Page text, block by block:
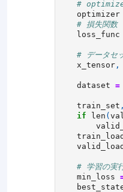
#
optimizer
# 損失関数
loss_func
# データセ
x_tensor ,
dataset =
train_set ,
if
len (
# 学習の実
min_loss